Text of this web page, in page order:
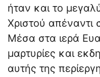
ήταν και το
Χριστού απέναντι
Μέσα στα ιερά
μαρτυρίες και
αυτής της